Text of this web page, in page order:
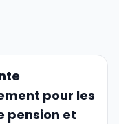
pour les
pension et